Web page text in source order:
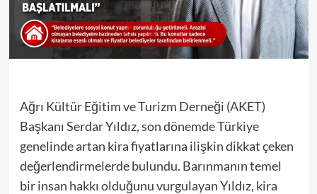
Ağrı Kültür Eğitim ve Turizm Derneği (AKET)
Başkanı Serdar Yıldız, son dönemde Türkiye
genelinde artan kira fiyatlarına ilişkin dikkat çeken
değerlendirmelerde bulundu. Barınmanın temel
bir insan hakkı olduğunu vurgulayan Yıldız, kira